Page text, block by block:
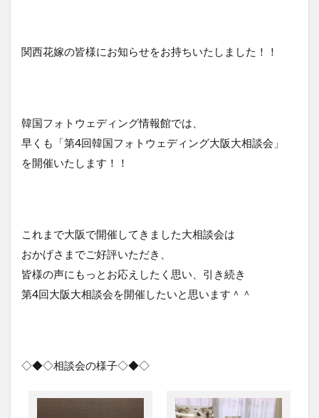
関西花嫁の皆様にお知らせをお持ちいたしました！！
韓国フォトウェディング情報館では、
早くも「第4回韓国フォトウェディング大阪大相談会」
を開催いたします！！
これまで大阪で開催してきました大相談会は
おかげさまでご好評いただき、
皆様の声にもっとお応えしたく思い、引き続き
第4回大阪大相談会を開催したいと思います＾＾
◇◆◇相談会の様子◇◆◇